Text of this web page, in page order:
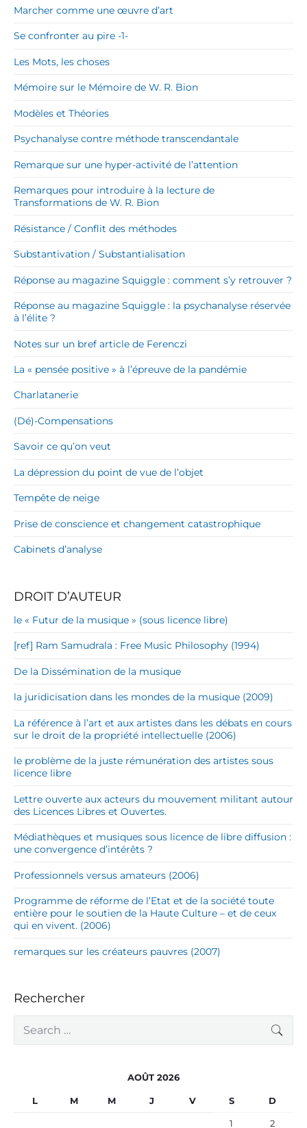
Marcher comme une œuvre d’art
Se confronter au pire -1-
Les Mots, les choses
Mémoire sur le Mémoire de W. R. Bion
Modèles et Théories
Psychanalyse contre méthode transcendantale
Remarque sur une hyper-activité de l’attention
Remarques pour introduire à la lecture de
Transformations de W. R. Bion
Résistance / Conflit des méthodes
Substantivation / Substantialisation
Réponse au magazine Squiggle : comment s’y retrouver ?
Réponse au magazine Squiggle : la psychanalyse réservée
à l’élite ?
Notes sur un bref article de Ferenczi
La « pensée positive » à l’épreuve de la pandémie
Charlatanerie
(Dé)-Compensations
Savoir ce qu’on veut
La dépression du point de vue de l’objet
Tempête de neige
Prise de conscience et changement catastrophique
Cabinets d’analyse
DROIT D’AUTEUR
le « Futur de la musique » (sous licence libre)
[ref] Ram Samudrala : Free Music Philosophy (1994)
De la Dissémination de la musique
la juridicisation dans les mondes de la musique (2009)
La référence à l’art et aux artistes dans les débats en cours
sur le droit de la propriété intellectuelle (2006)
le problème de la juste rémunération des artistes sous
licence libre
Lettre ouverte aux acteurs du mouvement militant autour
des Licences Libres et Ouvertes.
Médiathèques et musiques sous licence de libre diffusion :
une convergence d’intérêts ?
Professionnels versus amateurs (2006)
Programme de réforme de l’Etat et de la société toute
entière pour le soutien de la Haute Culture – et de ceux
qui en vivent. (2006)
remarques sur les créateurs pauvres (2007)
Rechercher
a
AOÛT 2026
L M M J V S D
1 2